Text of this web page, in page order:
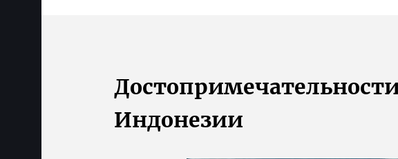
Индонезии